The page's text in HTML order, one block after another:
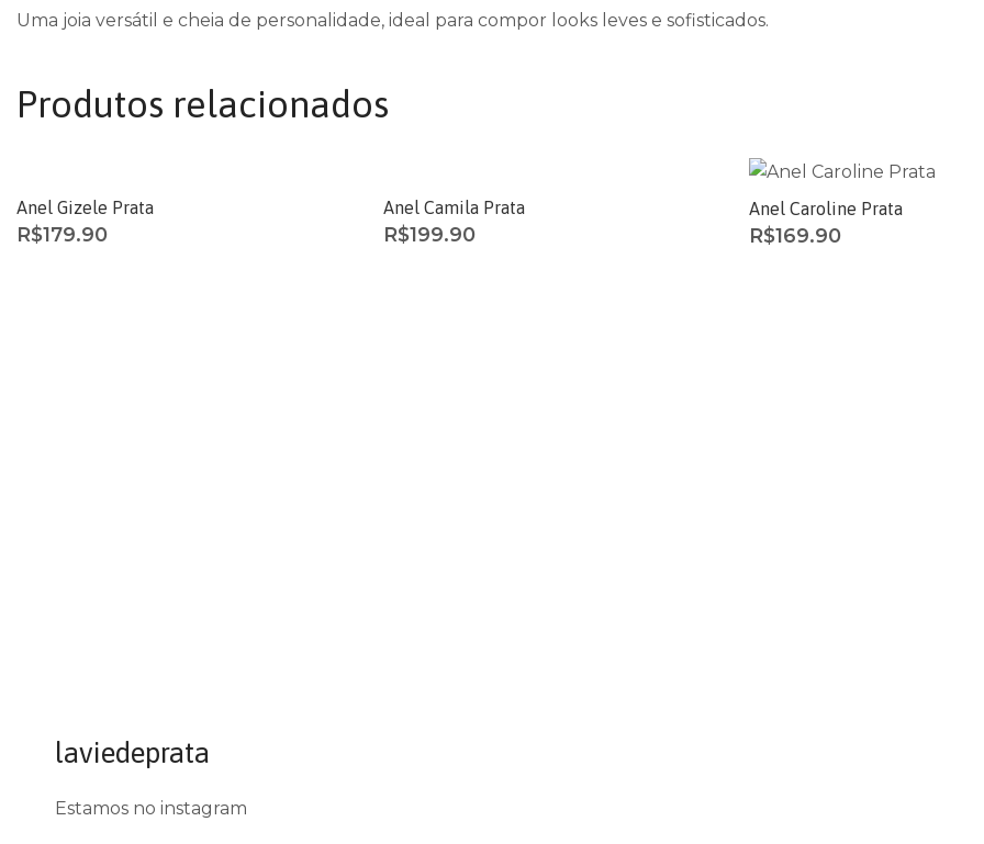
Uma joia versátil e cheia de personalidade, ideal para compor looks leves e sofisticados.
Produtos relacionados
Anel Gizele Prata
R$179.90
Anel Camila Prata
R$199.90
Anel Caroline Prata
R$169.90
laviedeprata
Estamos no instagram